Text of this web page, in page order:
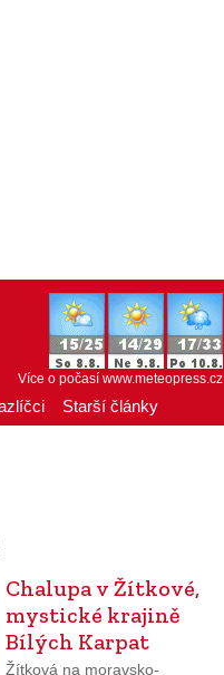
Více o počasí www.meteopress.cz
Starší články
Chalupa v Žítkové,
mystické krajině
Bílých Karpat
Žítková na moravsko-